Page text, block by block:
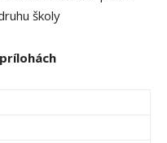
školy